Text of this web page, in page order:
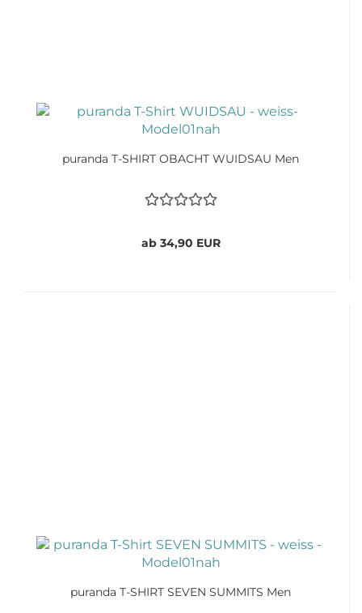
puranda T-SHIRT OBACHT WUIDSAU Men
ab 34,90 EUR
puranda T-SHIRT SEVEN SUMMITS Men